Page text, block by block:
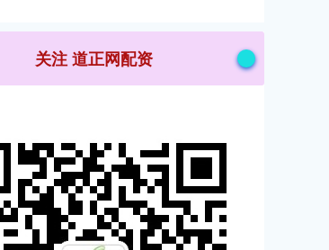
关注 道正网配资